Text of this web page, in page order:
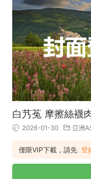
白艿菟 摩擦絲襪
2026-01-30 亞洲
僅限VIP下載，請先 登